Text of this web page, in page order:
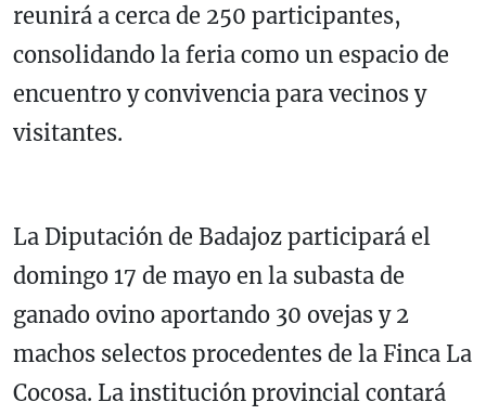
reunirá a cerca de 250 participantes,
consolidando la feria como un espacio de
encuentro y convivencia para vecinos y
visitantes.
La Diputación de Badajoz participará el
domingo 17 de mayo en la subasta de
ganado ovino aportando 30 ovejas y 2
machos selectos procedentes de la Finca La
Cocosa. La institución provincial contará